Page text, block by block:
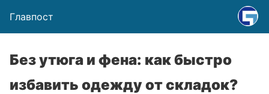
Главпост
Без утюга и фена: как быстро
избавить одежду от складок?